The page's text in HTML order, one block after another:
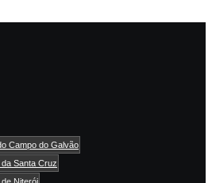
Campo do Galvão
Santa Cruz